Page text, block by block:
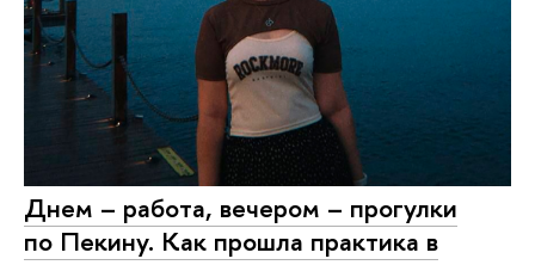
Днем – работа, вечером – прогулки
по Пекину. Как прошла практика в